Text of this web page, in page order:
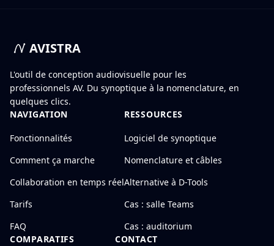
AVISTRA
L'outil de conception audiovisuelle pour les
professionnels AV. Du synoptique à la nomenclature, en
quelques clics.
NAVIGATION
Fonctionnalités
Comment ça marche
Collaboration en temps réel
Tarifs
FAQ
RESSOURCES
Logiciel de synoptique
Nomenclature et câbles
Alternative à D-Tools
Cas : salle Teams
Cas : auditorium
COMPARATIFS
CONTACT